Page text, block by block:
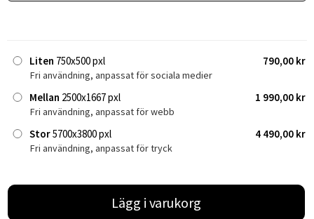
Liten 750x500 pxl 790,00 kr
Fri användning, anpassat för sociala medier
Mellan 2500x1667 pxl 1 990,00 kr
Fri användning, anpassat för webb
Stor5700x3800 pxl 4 490,00 kr
Fri användning, anpassat för tryck
Lägg i varukorg